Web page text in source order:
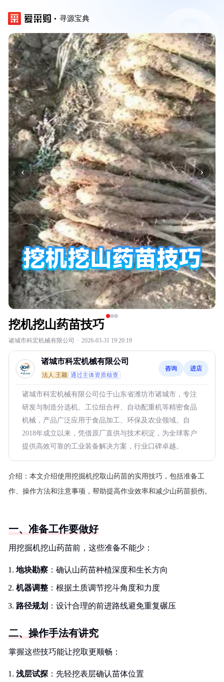
寻源宝典
‹ ›
挖机挖山药苗技巧
诸城市科宏机械有限公司 · 2026-03-31 19:20:19
诸城市科宏机械有限公司
法人:王颖 通过主体资质核查
咨询 进店
诸城市科宏机械有限公司位于山东省潍坊市诸城市，专注
研发与制造分选机、工位组合秤、自动配重机等精密食品
机械，产品广泛应用于食品加工、环保及农业领域。自
2018年成立以来，凭借原厂直供与技术积淀，为全球客户
提供高效可靠的工业装备解决方案，行业口碑卓越。
介绍： 本文介绍使用挖掘机挖取山药苗的实用技巧，包括准备工
作、操作方法和注意事项，帮助提高作业效率和减少山药苗损伤。
一、准备工作要做好
用挖掘机挖山药苗前，这些准备不能少：
地块勘察 ：确认山药苗种植深度和生长方向
机器调整 ：根据土质调节挖斗角度和力度
路径规划 ：设计合理的前进路线避免重复碾压
二、操作手法有讲究
掌握这些技巧能让挖取更顺畅：
浅层试探 ：先轻挖表层确认苗体位置